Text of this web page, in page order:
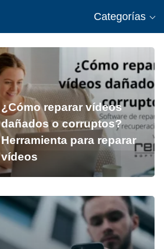
Categorías
¿Cómo reparar vídeos
dañados o corruptos?
Herramienta para reparar
vídeos